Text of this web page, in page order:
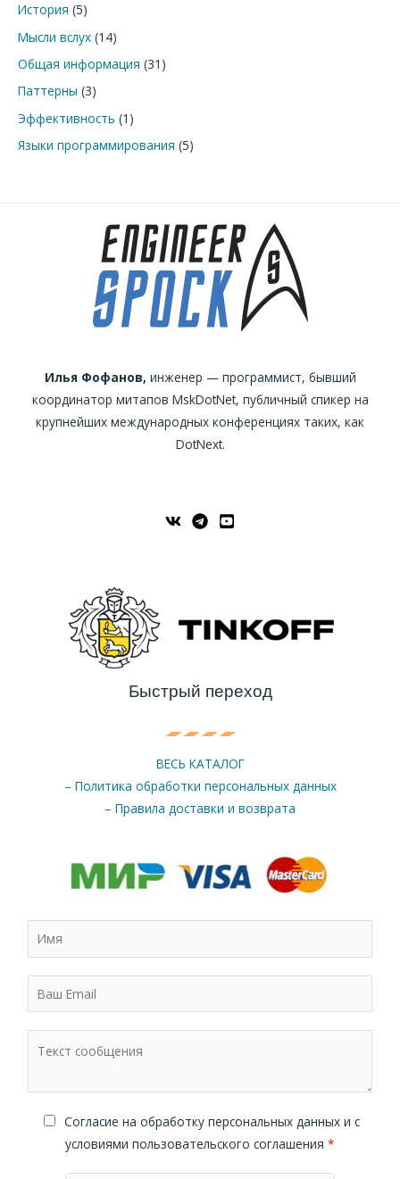
История (5)
Мысли вслух (14)
Общая информация (31)
Паттерны (3)
Эффективность (1)
Языки программирования (5)
Илья Фофанов, инженер — программист, бывший
координатор митапов MskDotNet, публичный спикер на
крупнейших международных конференциях таких, как
DotNext.
Быстрый переход
ВЕСЬ КАТАЛОГ
– Политика обработки персональных данных
– Правила доставки и возврата
Cогласие на обработку персональных данных и с
условиями пользовательского соглашения *